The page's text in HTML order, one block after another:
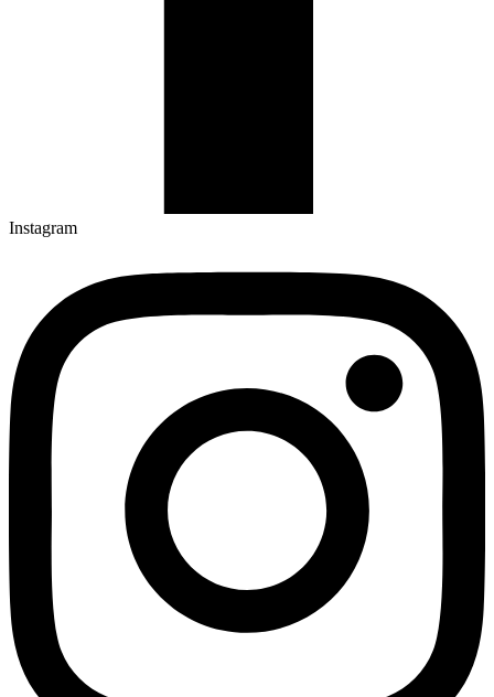
Instagram